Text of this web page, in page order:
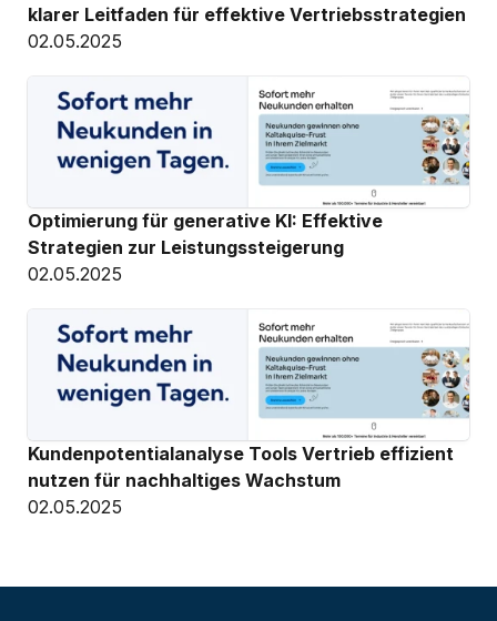
klarer Leitfaden für effektive Vertriebsstrategien
02.05.2025
Optimierung für generative KI: Effektive
Strategien zur Leistungssteigerung
02.05.2025
Kundenpotentialanalyse Tools Vertrieb effizient
nutzen für nachhaltiges Wachstum
02.05.2025